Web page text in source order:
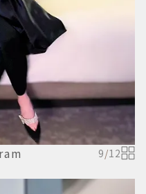
9/12